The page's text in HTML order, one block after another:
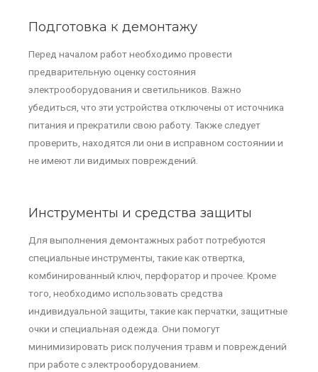
Подготовка к демонтажу
Перед началом работ необходимо провести
предварительную оценку состояния
электрооборудования и светильников. Важно
убедиться, что эти устройства отключены от источника
питания и прекратили свою работу. Также следует
проверить, находятся ли они в исправном состоянии и
не имеют ли видимых повреждений.
Инструменты и средства защиты
Для выполнения демонтажных работ потребуются
специальные инструменты, такие как отвертка,
комбинированный ключ, перфоратор и прочее. Кроме
того, необходимо использовать средства
индивидуальной защиты, такие как перчатки, защитные
очки и специальная одежда. Они помогут
минимизировать риск получения травм и повреждений
при работе с электрооборудованием.